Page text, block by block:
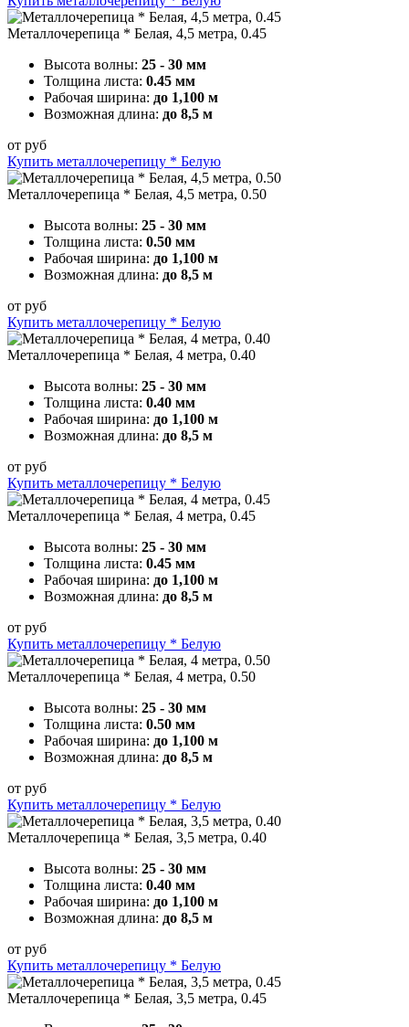
Металлочерепица * Белая, 4,5 метра, 0.45
Высота волны: 25 - 30 мм
Толщина листа: 0.45 мм
Рабочая ширина: до 1,100 м
Возможная длина: до 8,5 м
от руб
Купить металлочерепицу * Белую
Металлочерепица * Белая, 4,5 метра, 0.50
Высота волны: 25 - 30 мм
Толщина листа: 0.50 мм
Рабочая ширина: до 1,100 м
Возможная длина: до 8,5 м
от руб
Купить металлочерепицу * Белую
Металлочерепица * Белая, 4 метра, 0.40
Высота волны: 25 - 30 мм
Толщина листа: 0.40 мм
Рабочая ширина: до 1,100 м
Возможная длина: до 8,5 м
от руб
Купить металлочерепицу * Белую
Металлочерепица * Белая, 4 метра, 0.45
Высота волны: 25 - 30 мм
Толщина листа: 0.45 мм
Рабочая ширина: до 1,100 м
Возможная длина: до 8,5 м
от руб
Купить металлочерепицу * Белую
Металлочерепица * Белая, 4 метра, 0.50
Высота волны: 25 - 30 мм
Толщина листа: 0.50 мм
Рабочая ширина: до 1,100 м
Возможная длина: до 8,5 м
от руб
Купить металлочерепицу * Белую
Металлочерепица * Белая, 3,5 метра, 0.40
Высота волны: 25 - 30 мм
Толщина листа: 0.40 мм
Рабочая ширина: до 1,100 м
Возможная длина: до 8,5 м
от руб
Купить металлочерепицу * Белую
Металлочерепица * Белая, 3,5 метра, 0.45